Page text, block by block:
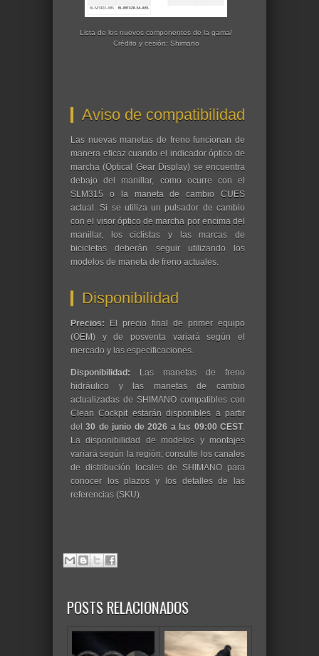
Lista de los nuevos componentes de la gama/
Crédito y cesión: Shimano
Aviso de compatibilidad
Las nuevas manetas de freno funcionan de
manera eficaz cuando el indicador óptico de
marcha (Optical Gear Display) se encuentra
debajo del manillar, como ocurre con el
SLM315 o la maneta de cambio CUES
actual. Si se utiliza un pulsador de cambio
con el visor óptico de marcha por encima del
manillar, los ciclistas y las marcas de
bicicletas deberán seguir utilizando los
modelos de maneta de freno actuales.
Disponibilidad
Precios: El precio final de primer equipo
(OEM) y de posventa variará según el
mercado y las especificaciones.
Disponibilidad: Las manetas de freno
hidráulico y las manetas de cambio
actualizadas de SHIMANO compatibles con
Clean Cockpit estarán disponibles a partir
del30 de junio de 2026 a las 09:00 CEST.
La disponibilidad de modelos y montajes
variará según la región; consulte los canales
de distribución locales de SHIMANO para
conocer los plazos y los detalles de las
referencias (SKU).
POSTS RELACIONADOS